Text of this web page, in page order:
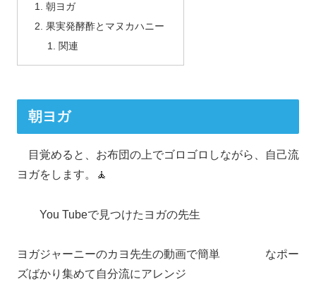
朝ヨガ
果実発酵酢とマヌカハニー
関連
朝ヨガ
目覚めると、お布団の上でゴロゴロしながら、自己流
ヨガをします。🧘
You Tubeで見つけたヨガの先生
ヨガジャーニーのカヨ先生の動画で簡単 なポー
ズばかり集めて自分流にアレンジ